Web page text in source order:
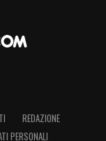
REDAZIONE
PERSONALI